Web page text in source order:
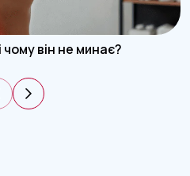
він не минає?